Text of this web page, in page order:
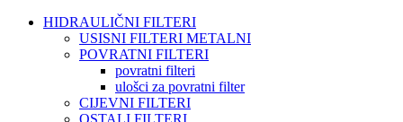
HIDRAULIČNI FILTERI
USISNI FILTERI METALNI
POVRATNI FILTERI
povratni filteri
ulošci za povratni filter
CIJEVNI FILTERI
OSTALI FILTERI